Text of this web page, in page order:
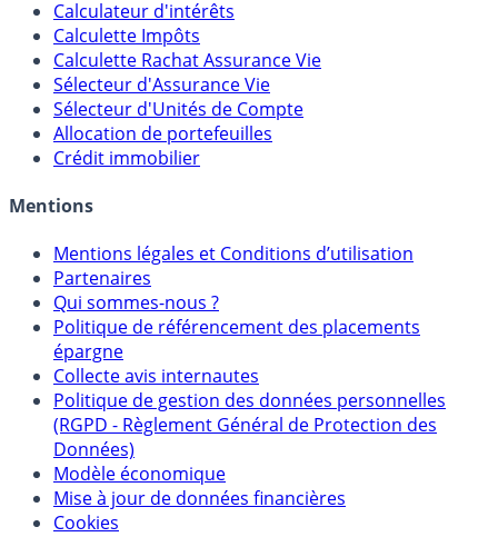
Calculateur d'intérêts
Calculette Impôts
Calculette Rachat Assurance Vie
Sélecteur d'Assurance Vie
Sélecteur d'Unités de Compte
Allocation de portefeuilles
Crédit immobilier
Mentions
Mentions légales et Conditions d’utilisation
Partenaires
Qui sommes-nous ?
Politique de référencement des placements
épargne
Collecte avis internautes
Politique de gestion des données personnelles
(RGPD - Règlement Général de Protection des
Données)
Modèle économique
Mise à jour de données financières
Cookies